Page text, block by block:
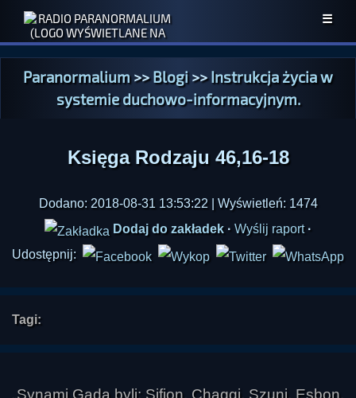
☰
Paranormalium>>Blogi>>Instrukcja życia w
systemie duchowo-informacyjnym.
Księga Rodzaju 46,16-18
Dodano: 2018-08-31 13:53:22 | Wyświetleń: 1474
Dodaj do zakładek · Wyślij raport ·
Udostępnij:
Tagi:
„Synami Gada byli: Sifion, Chaggi, Szuni, Esbon,